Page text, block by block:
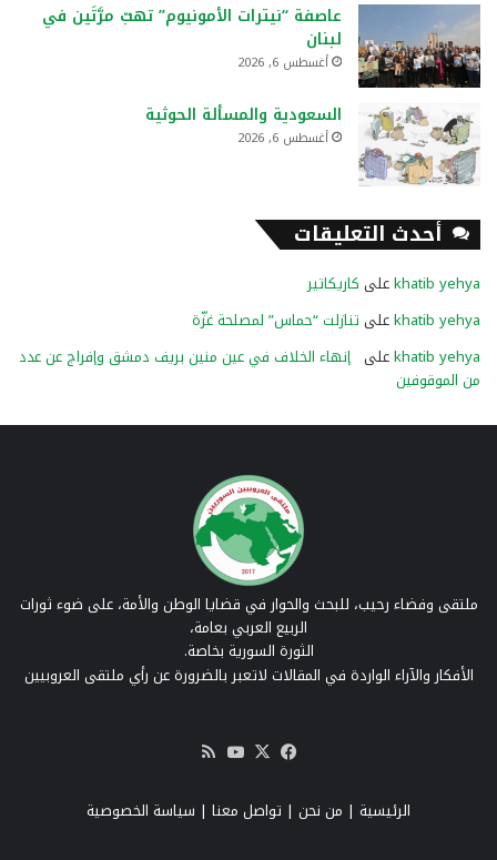
عاصفة “نيترات الأمونيوم” تهبّ مرَّتَين في
لبنان
أغسطس 6, 2026
السعودية والمسألة الحوثية
أغسطس 6, 2026
أحدث التعليقات
khatib yehyaعلى كاريكاتير
khatib yehyaعلى تنازلت “حماس” لمصلحة غزّة
khatib yehyaعلى إنهاء الخلاف في عين منين بريف دمشق وإفراج عن عدد
من الموقوفين
ملتقى وفضاء رحيب، للبحث والحوار في قضايا الوطن والأمة، على ضوء ثورات
الربيع العربي بعامة،
الثورة السورية بخاصة.
الأفكار والآراء الواردة في المقالات لاتعبر بالضرورة عن رأي ملتقى العروبيين
فيسبوك
‫X
‫YouTube
RSS
الرئيسية | من نحن | تواصل معنا | سياسة الخصوصية